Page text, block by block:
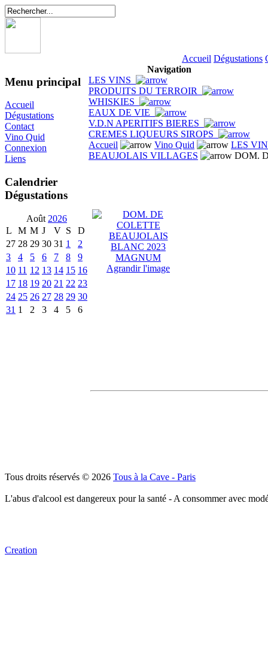
Accueil Dégustations
Menu principal
Accueil
Dégustations
Contact
Vino Quid
Connexion
Liens
Calendrier
Dégustations
Août 2026
L
M M J V S
D
27 28 29 30 31 1
2
3
4 5 6 7 8
9
10 11 12 13 14 15 16
17 18 19 20 21 22 23
24 25 26 27 28 29 30
31 1 2 3 4 5 6
Navigation
LES VINS
PRODUITS DU TERROIR
WHISKIES
EAUX DE VIE
V.D.N APERITIFS BIERES
CREMES LIQUEURS SIROPS
Accueil
Vino Quid
LES
BEAUJOLAIS VILLAGES
DOM.
Agrandir l'image
Tous droits réservés © 2026 Tous à la Cave - Paris
L'abus d'alcool est dangereux pour la santé - A consommer avec
Creation